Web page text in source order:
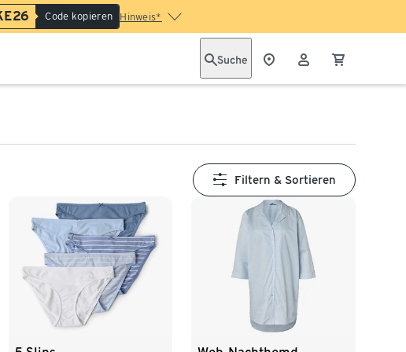
Code kopieren Hinweis*
Suche
Filtern & Sortieren